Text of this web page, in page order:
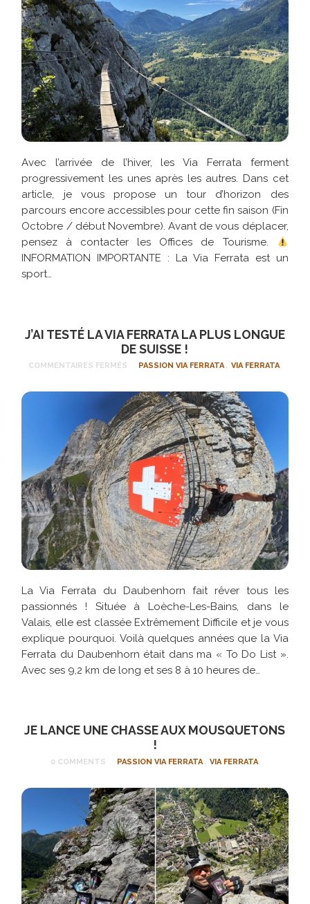
Avec l’arrivée de l’hiver, les Via Ferrata ferment
progressivement les unes après les autres. Dans cet
article, je vous propose un tour d’horizon des
parcours encore accessibles pour cette fin saison (Fin
Octobre / début Novembre). Avant de vous déplacer,
pensez à contacter les Offices de Tourisme.
INFORMATION IMPORTANTE : La Via Ferrata est un
sport…
J’AI TESTÉ LA VIA FERRATA LA PLUS LONGUE
DE SUISSE !
COMMENTAIRES FERMÉS PASSION VIA FERRATA, VIA FERRATA
La Via Ferrata du Daubenhorn fait rêver tous les
passionnés ! Située à Loèche-Les-Bains, dans le
Valais, elle est classée Extrêmement Difficile et je vous
explique pourquoi. Voilà quelques années que la Via
Ferrata du Daubenhorn était dans ma « To Do List ».
Avec ses 9,2 km de long et ses 8 à 10 heures de…
JE LANCE UNE CHASSE AUX MOUSQUETONS
!
0 COMMENTS PASSION VIA FERRATA , VIA FERRATA